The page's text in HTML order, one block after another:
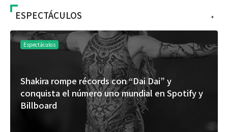
+
ESPECTÁCULOS
Espectáculos
Shakira rompe récords con “Dai Dai” y
conquista el número uno mundial en Spotify y
Billboard